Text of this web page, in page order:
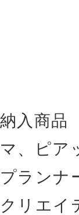
納入
マ、ピア
プラ
クリエイ